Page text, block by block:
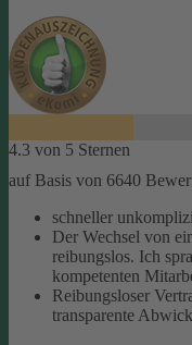
4.3 von 5 Sternen
auf Basis von 6640
schneller
Der Wechsel von
reibungslos. Ich
kompetenten
Reibungsloser
transparente